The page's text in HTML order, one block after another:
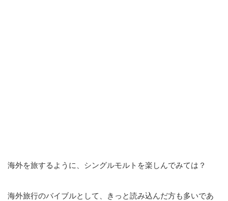
海外を旅するように、シングルモルトを楽しんでみては？
海外旅行のバイブルとして、きっと読み込んだ方も多いであ